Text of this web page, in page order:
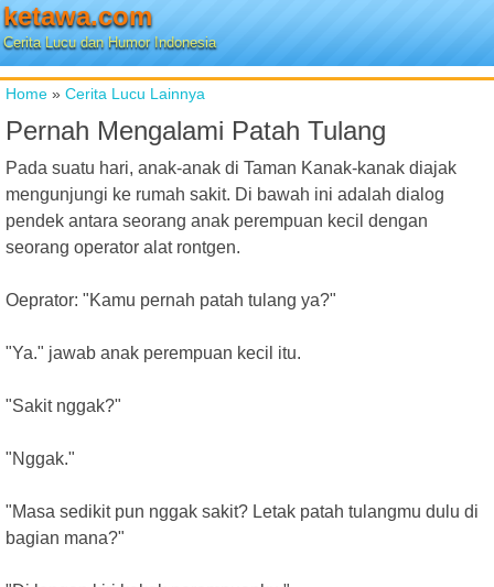
ketawa.com
Cerita Lucu dan Humor Indonesia
Home » Cerita Lucu Lainnya
Pernah Mengalami Patah Tulang
Pada suatu hari, anak-anak di Taman Kanak-kanak diajak
mengunjungi ke rumah sakit. Di bawah ini adalah dialog
pendek antara seorang anak perempuan kecil dengan
seorang operator alat rontgen.
Oeprator: "Kamu pernah patah tulang ya?"
"Ya." jawab anak perempuan kecil itu.
"Sakit nggak?"
"Nggak."
"Masa sedikit pun nggak sakit? Letak patah tulangmu dulu di
bagian mana?"